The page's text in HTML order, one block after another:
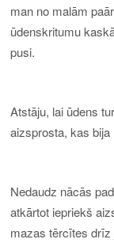
man no malām
ūdenskritumu
pusi.
Atstāju, lai ūdens
aizsprosta, kas
Nedaudz nācās
atkārtot iepriekš
mazas tērcītes drīz